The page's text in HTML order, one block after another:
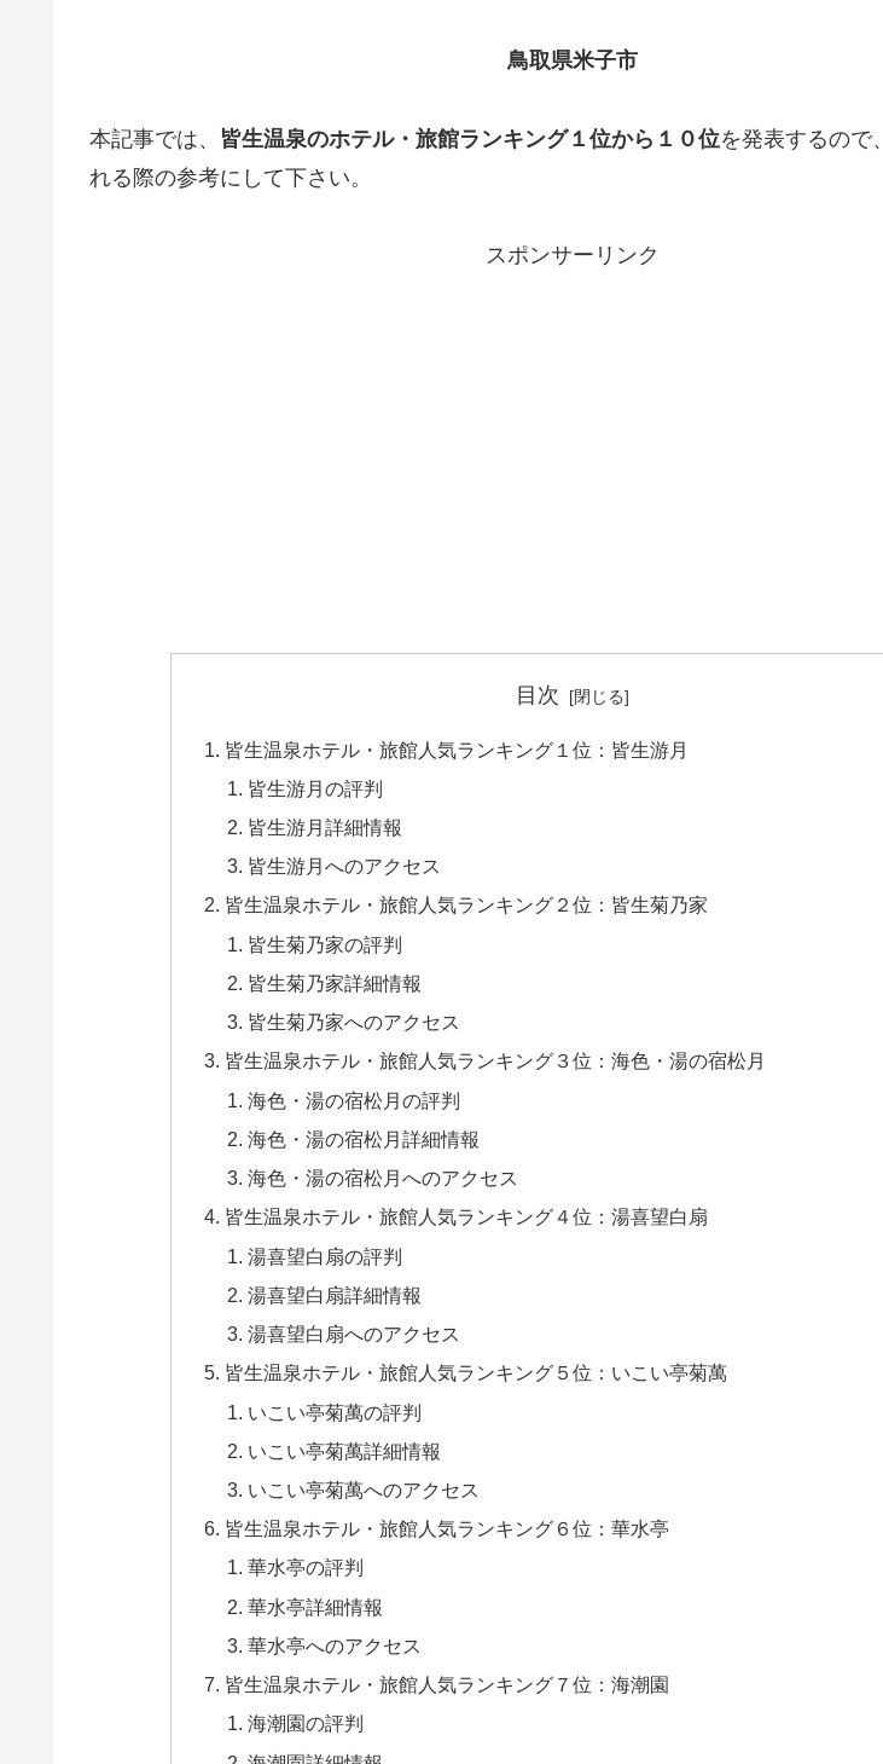
鳥取県米子市
本記事では、 皆生温泉のホテル・旅館ランキング１位から１０位を発表するので、
れる際の参考にして下さい。
スポンサーリンク
目次
皆生温泉ホテル・旅館人気ランキング１位：皆生游月
皆生游月の評判
皆生游月詳細情報
皆生游月へのアクセス
皆生温泉ホテル・旅館人気ランキング２位：皆生菊乃家
皆生菊乃家の評判
皆生菊乃家詳細情報
皆生菊乃家へのアクセス
皆生温泉ホテル・旅館人気ランキング３位：海色・湯の宿松月
海色・湯の宿松月の評判
海色・湯の宿松月詳細情報
海色・湯の宿松月へのアクセス
皆生温泉ホテル・旅館人気ランキング４位：湯喜望白扇
湯喜望白扇の評判
湯喜望白扇詳細情報
湯喜望白扇へのアクセス
皆生温泉ホテル・旅館人気ランキング５位：いこい亭菊萬
いこい亭菊萬の評判
いこい亭菊萬詳細情報
いこい亭菊萬へのアクセス
皆生温泉ホテル・旅館人気ランキング６位：華水亭
華水亭の評判
華水亭詳細情報
華水亭へのアクセス
皆生温泉ホテル・旅館人気ランキング７位：海潮園
海潮園の評判